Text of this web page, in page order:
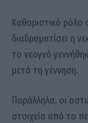
Καθοριστικό ρόλο
διαδραματίσει η
το νεογνό
μετά τη γέννηση.
Παράλληλα, οι
στοιχεία από το